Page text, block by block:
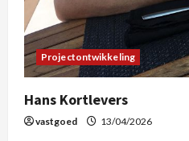
Projectontwikkeling
Hans Kortlevers
vastgoed 13/04/2026